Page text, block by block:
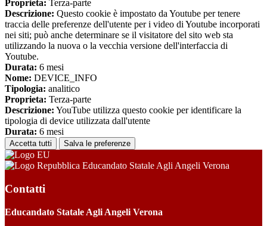
Proprieta: Terza-parte
Descrizione: Questo cookie è impostato da Youtube per tenere
traccia delle preferenze dell'utente per i video di Youtube incorporati
nei siti; può anche determinare se il visitatore del sito web sta
utilizzando la nuova o la vecchia versione dell'interfaccia di
Youtube.
Durata: 6 mesi
Nome: DEVICE_INFO
Tipologia: analitico
Proprieta: Terza-parte
Descrizione: YouTube utilizza questo cookie per identificare la
tipologia di device utilizzata dall'utente
Durata: 6 mesi
Accetta tutti Salva le preferenze
Educandato Statale Agli Angeli Verona
Contatti
Educandato Statale Agli Angeli Verona